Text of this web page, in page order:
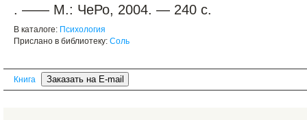
. —— М.: ЧеРо, 2004. — 240 с.
В каталоге: Психология
Прислано в библиотеку: Соль
Книга